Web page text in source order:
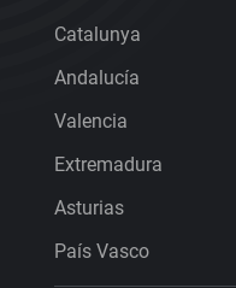
Catalunya
Andalucía
Valencia
Extremadura
Asturias
País Vasco